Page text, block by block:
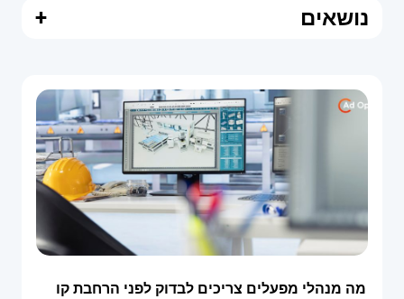
נושאים +
מה מנהלי מפעלים צריכים לבדוק לפני הרחבת קו